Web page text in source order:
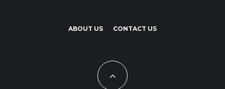
ABOUT US CONTACT US